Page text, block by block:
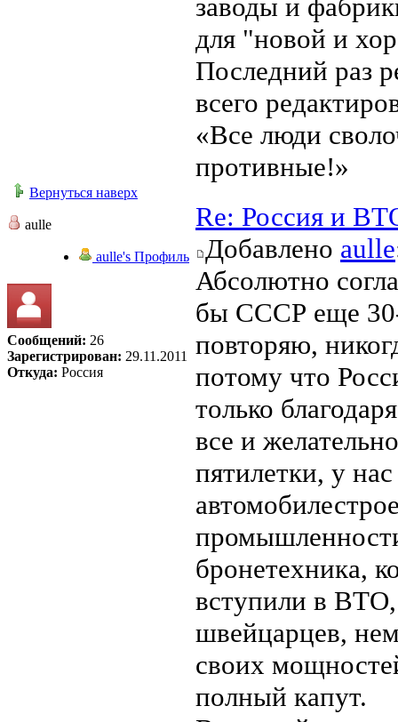
заводы и
для "новой и
Последний раз
всего
«Все люди
противные!»
Вернуться наверх
aulle
aulle's Профиль
Сообщений: 26
Зарегистрирован: 29.11.2011
Откуда: Россия
Re: Россия и
Добавлено aulle
Абсолютно
бы СССР еще
повторяю,
потому что
только
все и
пятилетки, у
бронетехника,
вступили в
швейцарцев,
своих
полный капут.